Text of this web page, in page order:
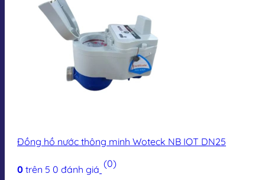
Đồng hồ nước thông minh Woteck NB IOT DN25
0 trên 5 0 đánh giá (0)